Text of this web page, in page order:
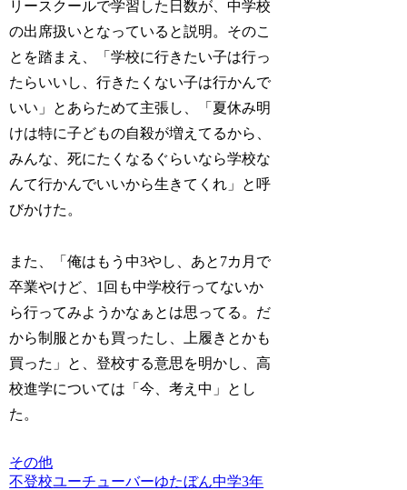
リースクールで学習した日数が、中学校
の出席扱いとなっていると説明。そのこ
とを踏まえ、「学校に行きたい子は行っ
たらいいし、行きたくない子は行かんで
いい」とあらためて主張し、「夏休み明
けは特に子どもの自殺が増えてるから、
みんな、死にたくなるぐらいなら学校な
んて行かんでいいから生きてくれ」と呼
びかけた。
また、「俺はもう中3やし、あと7カ月で
卒業やけど、1回も中学校行ってないか
ら行ってみようかなぁとは思ってる。だ
から制服とかも買ったし、上履きとかも
買った」と、登校する意思を明かし、高
校進学については「今、考え中」とし
た。
その他
不登校ユーチューバーゆたぼん中学3年